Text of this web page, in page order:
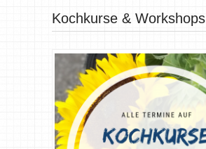
Kochkurse & Workshops